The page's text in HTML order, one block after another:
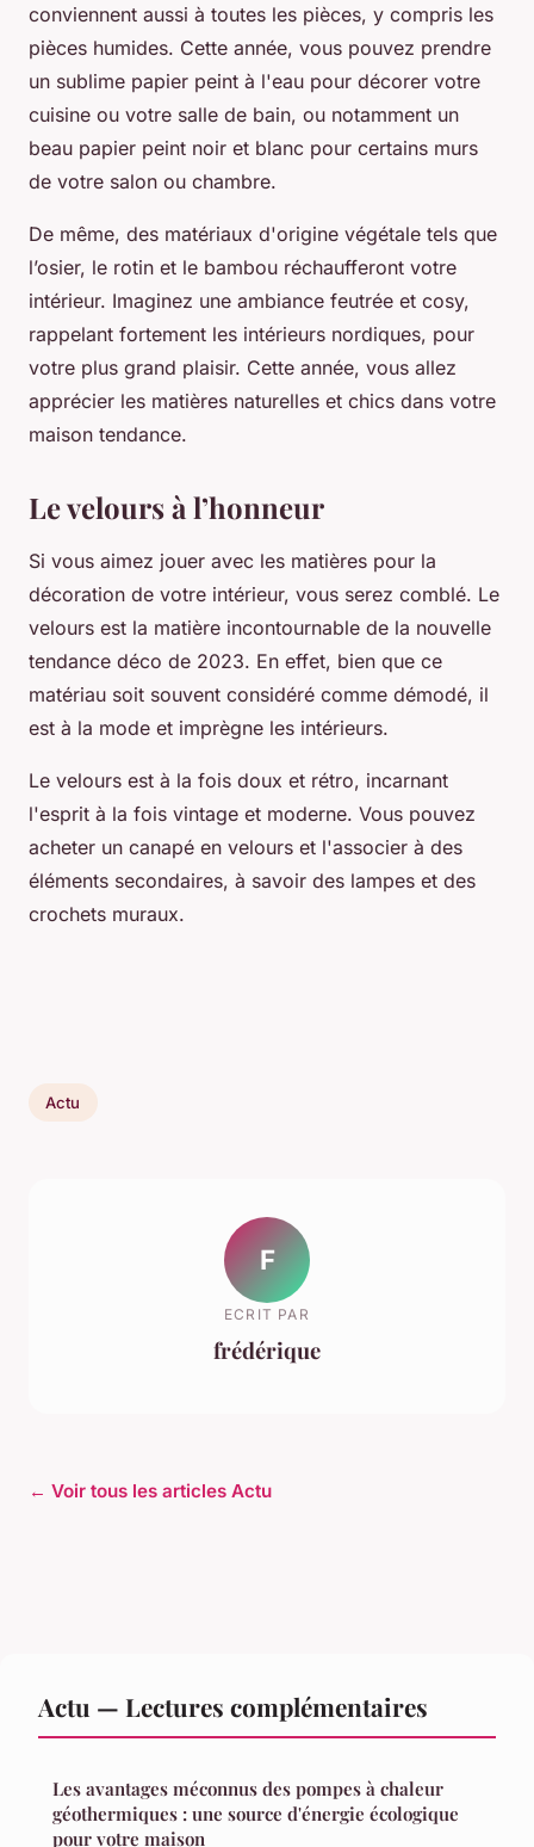
conviennent aussi à toutes les pièces, y compris les
pièces humides. Cette année, vous pouvez prendre
un sublime papier peint à l'eau pour décorer votre
cuisine ou votre salle de bain, ou notamment un
beau papier peint noir et blanc pour certains murs
de votre salon ou chambre.
De même, des matériaux d'origine végétale tels que
l’osier, le rotin et le bambou réchaufferont votre
intérieur. Imaginez une ambiance feutrée et cosy,
rappelant fortement les intérieurs nordiques, pour
votre plus grand plaisir. Cette année, vous allez
apprécier les matières naturelles et chics dans votre
maison tendance.
Le velours à l’honneur
Si vous aimez jouer avec les matières pour la
décoration de votre intérieur, vous serez comblé. Le
velours est la matière incontournable de la nouvelle
tendance déco de 2023. En effet, bien que ce
matériau soit souvent considéré comme démodé, il
est à la mode et imprègne les intérieurs.
Le velours est à la fois doux et rétro, incarnant
l'esprit à la fois vintage et moderne. Vous pouvez
acheter un canapé en velours et l'associer à des
éléments secondaires, à savoir des lampes et des
crochets muraux.
Actu
F
ECRIT PAR
frédérique
← Voir tous les articles Actu
Actu — Lectures complémentaires
Les avantages méconnus des pompes à chaleur
géothermiques : une source d'énergie écologique
pour votre maison